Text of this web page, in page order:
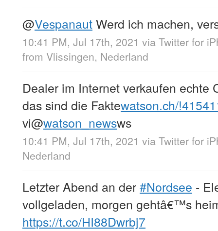
@VespanautWerd ich machen,
10:41 PM, Jul 17th, 2021 via Twitter for
from Vlissingen, Nederland
Dealer im Internet verkaufen echte
das sind die Faktewatson.ch/
vi@watson_newsws
10:41 PM, Jul 17th, 2021 via Twitter for
Nederland
Letzter Abend an der#Nordsee -
vollgeladen, morgen gehtâ€™s
https://t.co/HI88Dwrbj7